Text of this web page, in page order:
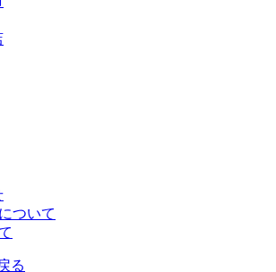
ついて